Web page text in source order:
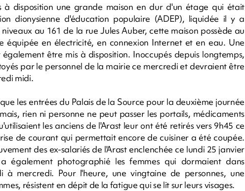
à disposition une grande maison en dur d'un étage qui était
dionysienne d'éducation populaire (ADEP), liquidée il y a
au 161 de la rue Jules Auber, cette maison possède au
équipée en électricité, en connexion Internet et en eau. Une
être mis à disposition. Inoccupés depuis longtemps,
par le personnel de la mairie ce mercredi et devraient être
midi.
les entrées du Palais de la Source pour la deuxième journée
rien ni personne ne peut passer les portails, médicaments
les anciens de l'Arast leur ont été retirés vers 9h45 ce
de courant qui permettait encore de cuisiner a été coupée.
des ex-salariés de l'Arast enclenchée ce lundi 25 janvier
également photographié les femmes qui dormaient dans
à mercredi. Pour l'heure, une vingtaine de personnes, une
résistent en dépit de la fatigue qui se lit sur leurs visages.